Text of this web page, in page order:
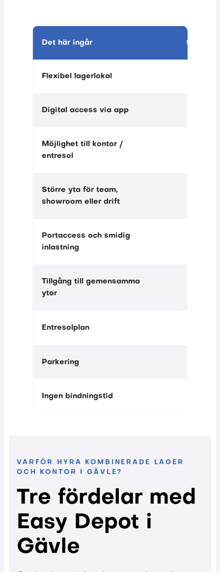
Det här ingår Small
Flexibel lagerlokal
Digital access via app
Möjlighet till kontor /
entresol
Större yta för team,
showroom eller drift
Portaccess och smidig
inlastning
Tillgång till gemensamma
ytor
Entresolplan
Parkering
Ingen bindningstid
VARFÖR HYRA KOMBINERADE LAGER
OCH KONTOR I GÄVLE?
Tre fördelar med
Easy Depot i
Gävle